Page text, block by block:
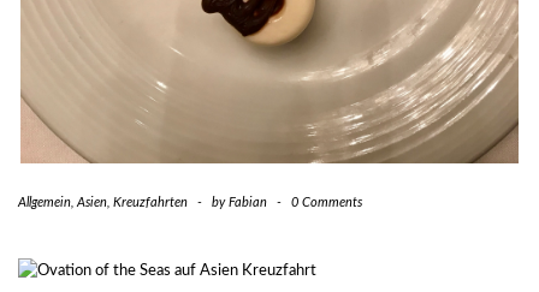
Allgemein Asien Kreuzfahrten - byFabian - 0 Comments